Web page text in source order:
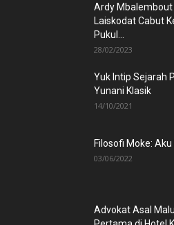
Ardy
Laiskodat Cabut
Pukul...
28/02/2023
Yuk Intip Sejarah
Yunani Klasik
14/10/2021
Filosofi Moke:
03/06/2022
Advokat Asal